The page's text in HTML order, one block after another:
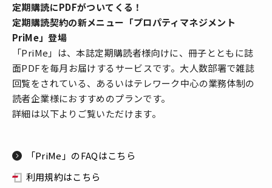
定期購読にPDFがついてくる！
定期購読契約の新メニュー「プロパティマネジメント
PriMe」登場
「PriMe」は、本誌定期購読者様向けに、冊子とともに誌
面PDFを毎月お届けするサービスです。大人数部署で雑誌
回覧をされている、あるいはテレワーク中心の業務体制の
読者企業様におすすめのプランです。
詳細は以下よりご覧いただけます。
「PriMe」のFAQはこちら
利用規約はこちら